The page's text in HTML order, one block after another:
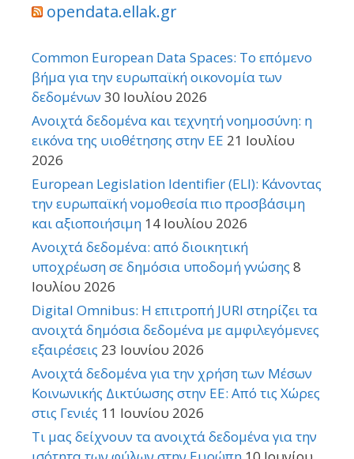
opendata.ellak.gr
Common European Data Spaces: Το επόμενο
βήμα για την ευρωπαϊκή οικονομία των
δεδομένων 30 Ιουλίου 2026
Ανοιχτά δεδομένα και τεχνητή νοημοσύνη: η
εικόνα της υιοθέτησης στην ΕΕ 21 Ιουλίου
2026
European Legislation Identifier (ELI): Κάνοντας
την ευρωπαϊκή νομοθεσία πιο προσβάσιμη
και αξιοποιήσιμη 14 Ιουλίου 2026
Ανοιχτά δεδομένα: από διοικητική
υποχρέωση σε δημόσια υποδομή γνώσης 8
Ιουλίου 2026
Digital Omnibus: Η επιτροπή JURI στηρίζει τα
ανοιχτά δημόσια δεδομένα με αμφιλεγόμενες
εξαιρέσεις 23 Ιουνίου 2026
Ανοιχτά δεδομένα για την χρήση των Μέσων
Κοινωνικής Δικτύωσης στην ΕΕ: Από τις Χώρες
στις Γενιές 11 Ιουνίου 2026
Τι μας δείχνουν τα ανοιχτά δεδομένα για την